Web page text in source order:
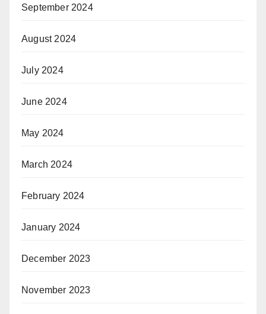
September 2024
August 2024
July 2024
June 2024
May 2024
March 2024
February 2024
January 2024
December 2023
November 2023